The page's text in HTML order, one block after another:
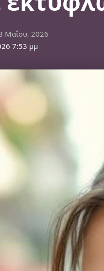
7:53 μμ
Μαΐου, 2026